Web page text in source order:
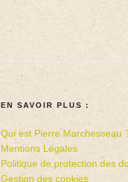
EN SAVOIR PLUS :
Qui est Pierre Marchesseau
Mentions Légales
Politique de protection des
Gestion des cookies